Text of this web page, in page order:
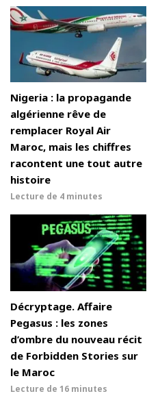
Nigeria : la propagande
algérienne rêve de
remplacer Royal Air
Maroc, mais les chiffres
racontent une tout autre
histoire
Lecture de 4 minutes
Décryptage. Affaire
Pegasus : les zones
d’ombre du nouveau récit
de Forbidden Stories sur
le Maroc
Lecture de 16 minutes